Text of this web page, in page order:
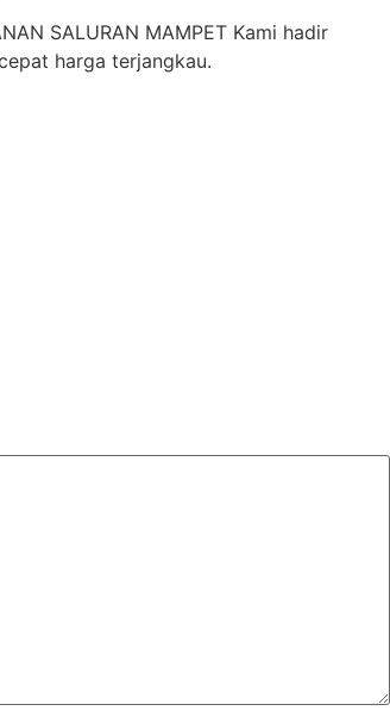
SALURAN MAMPET Kami hadir
harga terjangkau.